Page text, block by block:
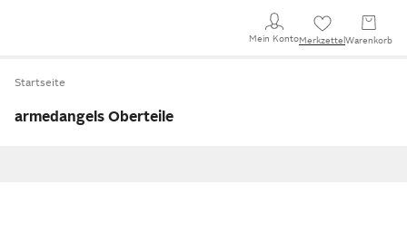
Mein KontoMerkzettel Warenkorb
Startseite
armedangels Oberteile